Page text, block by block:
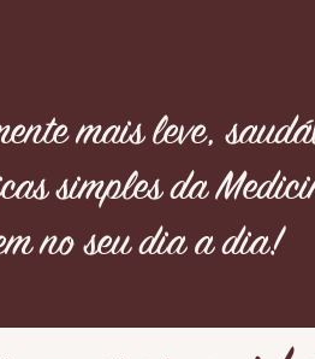
mais leve,
simples da
no seu dia a dia!